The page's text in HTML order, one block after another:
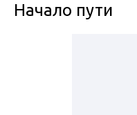
Начало пути